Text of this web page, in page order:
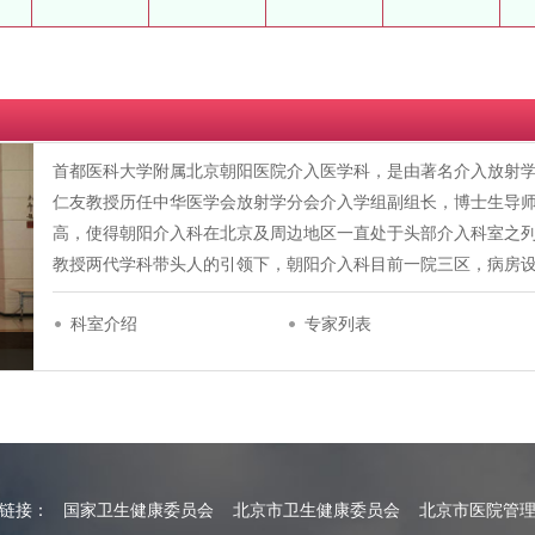
首都医科大学附属北京朝阳医院介入医学科，是由著名介入放射
仁友教授历任中华医学会放射学分会介入学组副组长，博士生导
高，使得朝阳介入科在北京及周边地区一直处于头部介入科室之
教授两代学科带头人的引领下，朝阳介入科目前一院三区，病
科室介绍 专家列表
接： 国家卫生健康委员会 北京市卫生健康委员会 北京市医院管